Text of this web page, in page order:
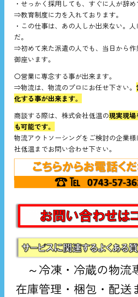
・せっかく採用しても、すぐに人が辞め
⇒教育制度に力を入れております。
・この仕事は、あの人しか出来ない。
だ。
⇒初めて来た派遣の人でも、当日から
御座います。
〇営業に専念する事が出来ます。
⇒物流は、物流のプロにお任せ下さい。
化する事が出来ます。
商談する際は、株式会社低温の現実現
も可能です。
物流アウトソーシングをご検討の企業
社低温までお問い合わせ下さい。
～冷凍・冷蔵の物流
在庫管理・梱包・配送